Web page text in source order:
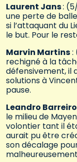
Laurent Jans:
une perte de
si l’attaquant du
le but. Pour le
Marvin Martins:
rechigné à la
défensivement, il
solutions à
pause.
Leandro Barreiro
le milieu de
volontier tant il
aurait pu être
son décalage